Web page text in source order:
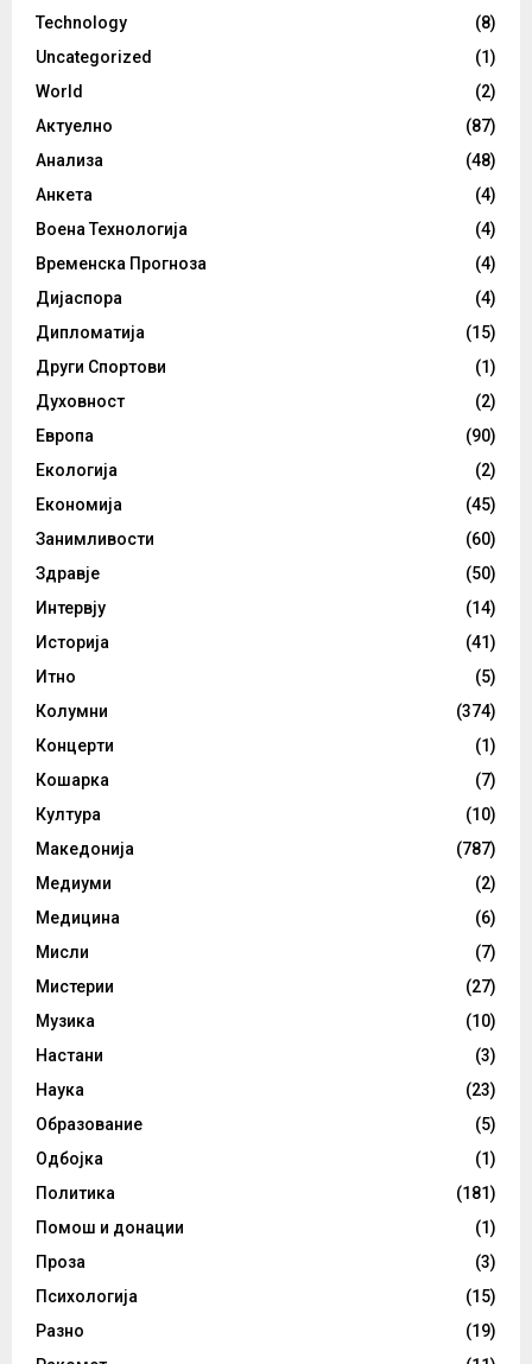
Technology
(8)
Uncategorized
(1)
World
(2)
Актуелно
(87)
Анализа
(48)
Анкета
(4)
Воена Технологија
(4)
Временска Прогноза
(4)
Дијаспора
(4)
Дипломатија
(15)
Други Спортови
(1)
Духовност
(2)
Европа
(90)
Екологија
(2)
Економија
(45)
Занимливости
(60)
Здравје
(50)
Интервју
(14)
Историја
(41)
Итно
(5)
Колумни
(374)
Концерти
(1)
Кошарка
(7)
Култура
(10)
Македонија
(787)
Медиуми
(2)
Медицина
(6)
Мисли
(7)
Мистерии
(27)
Музика
(10)
Настани
(3)
Наука
(23)
Образование
(5)
Одбојка
(1)
Политика
(181)
Помош и донации
(1)
Проза
(3)
Психологија
(15)
Разно
(19)